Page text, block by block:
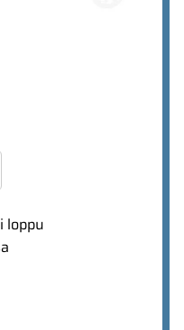
loppu